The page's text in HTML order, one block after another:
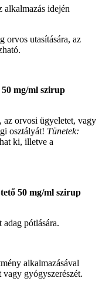
alkalmazás idején
orvos utasítására, az
mg/ml szirup
az orvosi ügyeletet, vagy
osztályát! Tünetek:
ki, illetve a
50 mg/ml szirup
pótlására.
alkalmazásával
gyógyszerészét.